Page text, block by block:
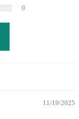
0
11/19/2025